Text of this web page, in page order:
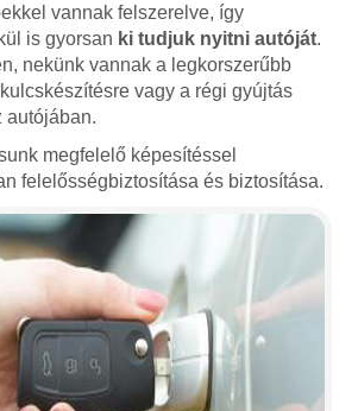
vannak felszerelve, így
is gyorsan ki tudjuk nyitni autóját.
nekünk vannak a legkorszerűbb
vagy a régi gyújtás
autójában.
megfelelő képesítéssel
felelősségbiztosítása és biztosítása.